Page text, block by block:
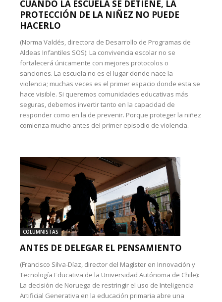
CUANDO LA ESCUELA SE DETIENE, LA
PROTECCIÓN DE LA NIÑEZ NO PUEDE
HACERLO
(Norma Valdés, directora de Desarrollo de Programas de
Aldeas Infantiles SOS): La convivencia escolar no se
fortalecerá únicamente con mejores protocolos o
sanciones. La escuela no es el lugar donde nace la
violencia; muchas veces es el primer espacio donde esta se
hace visible. Si queremos comunidades educativas más
seguras, debemos invertir tanto en la capacidad de
responder como en la de prevenir. Porque proteger la niñez
comienza mucho antes del primer episodio de violencia.
COLUMNISTAS
ANTES DE DELEGAR EL PENSAMIENTO
(Francisco Silva-Díaz, director del Magíster en Innovación y
Tecnología Educativa de la Universidad Autónoma de Chile):
La decisión de Noruega de restringir el uso de Inteligencia
Artificial Generativa en la educación primaria abre una